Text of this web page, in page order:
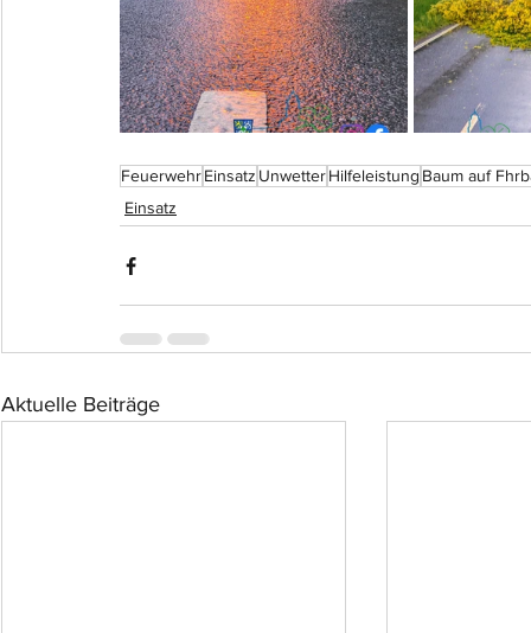
FeuerwehrEinsatz UnwetterHilfeleistung Baum auf
Einsatz
Aktuelle Beiträge